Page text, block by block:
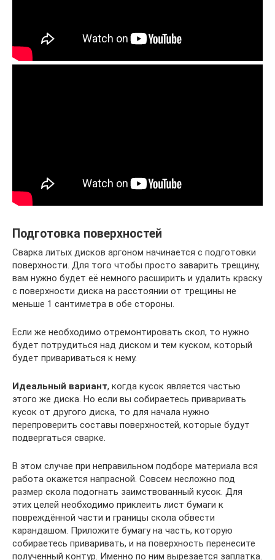
Подготовка поверхностей
Сварка литых дисков аргоном начинается с подготовки
поверхности. Для того чтобы просто заварить трещину,
вам нужно будет её немного расширить и удалить краску
с поверхности диска на расстоянии от трещины не
меньше 1 сантиметра в обе стороны.
Если же необходимо отремонтировать скол, то нужно
будет потрудиться над диском и тем куском, который
будет привариваться к нему.
Идеальный вариант, когда кусок является частью
этого же диска. Но если вы собираетесь приваривать
кусок от другого диска, то для начала нужно
перепроверить составы поверхностей, которые будут
подвергаться сварке.
В этом случае при неправильном подборе материала вся
работа окажется напрасной. Совсем несложно под
размер скола подогнать заимствованный кусок. Для
этих целей необходимо приклеить лист бумаги к
повреждённой части и границы скола обвести
карандашом. Приложите бумагу на часть, которую
собираетесь приваривать, и на поверхность перенесите
полученный контур. Именно по ним вырезается заплатка.